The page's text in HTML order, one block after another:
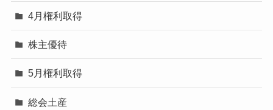
4月権利取得
株主優待
5月権利取得
総会土産